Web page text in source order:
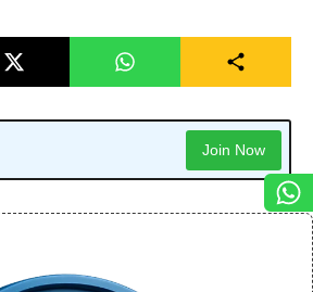
Join Now